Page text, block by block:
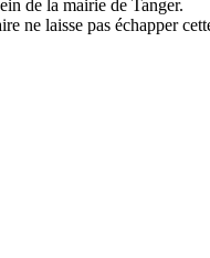
de la mairie de Tanger.
ne laisse pas échapper